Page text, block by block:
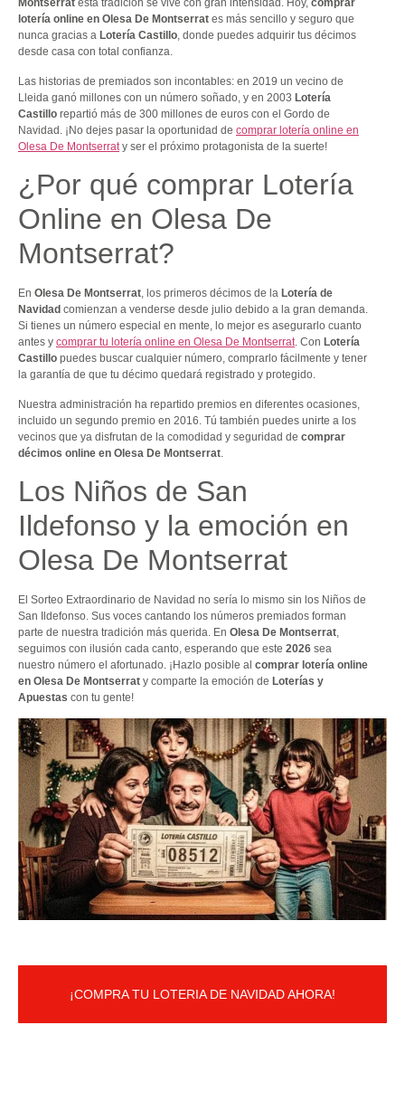
Montserrat esta tradición se vive con gran intensidad. Hoy, comprar
lotería online en Olesa De Montserrat es más sencillo y seguro que
nunca gracias a Lotería Castillo, donde puedes adquirir tus décimos
desde casa con total confianza.
Las historias de premiados son incontables: en 2019 un vecino de
Lleida ganó millones con un número soñado, y en 2003 Lotería
Castillo repartió más de 300 millones de euros con el Gordo de
Navidad. ¡No dejes pasar la oportunidad de comprar lotería online en
Olesa De Montserraty ser el próximo protagonista de la suerte!
¿Por qué comprar Lotería
Online en Olesa De
Montserrat?
En Olesa De Montserrat, los primeros décimos de la Lotería de
Navidad comienzan a venderse desde julio debido a la gran demanda.
Si tienes un número especial en mente, lo mejor es asegurarlo cuanto
antes y comprar tu lotería online en Olesa De Montserrat. Con Lotería
Castillo puedes buscar cualquier número, comprarlo fácilmente y tener
la garantía de que tu décimo quedará registrado y protegido.
Nuestra administración ha repartido premios en diferentes ocasiones,
incluido un segundo premio en 2016. Tú también puedes unirte a los
vecinos que ya disfrutan de la comodidad y seguridad de comprar
décimos online en Olesa De Montserrat
Los Niños de San
Ildefonso y la emoción en
Olesa De Montserrat
El Sorteo Extraordinario de Navidad no sería lo mismo sin los Niños de
San Ildefonso. Sus voces cantando los números premiados forman
parte de nuestra tradición más querida. En Olesa De Montserrat,
seguimos con ilusión cada canto, esperando que este 2026 sea
nuestro número el afortunado. ¡Hazlo posible al comprar lotería online
en Olesa De Montserrat y comparte la emoción de Loterías y
Apuestas con tu gente!
¡COMPRA TU LOTERIA DE NAVIDAD AHORA!